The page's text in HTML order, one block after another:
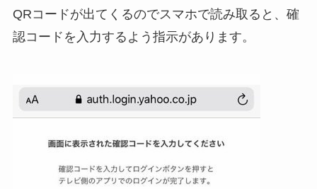
QRコードが出てくるのでスマホで読み取ると、確
認コードを入力するよう指示があります。